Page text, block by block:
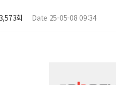
회 Date 25-05-08 09:34